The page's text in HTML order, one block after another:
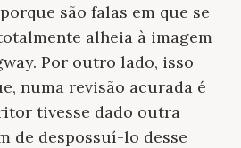
são falas em que se
alheia à imagem
Por outro lado, isso
numa revisão acurada é
tivesse dado outra
de despossuí-lo desse